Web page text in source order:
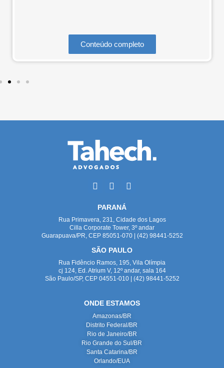
Conteúdo completo
PARANÁ
Rua Primavera, 231, Cidade dos Lagos
Cilla Corporate Tower, 3º andar
Guarapuava/PR, CEP 85051-070 | (42) 98441-5252
SÃO PAULO
Rua Fidêncio Ramos, 195, Vila Olímpia
cj 124, Ed. Atrium V, 12º andar, sala 164
São Paulo/SP, CEP 04551-010 | (42) 98441-5252
ONDE ESTAMOS
Amazonas/BR
Distrito Federal/BR
Rio de Janeiro/BR
Rio Grande do Sul/BR
Santa Catarina/BR
Orlando/EUA